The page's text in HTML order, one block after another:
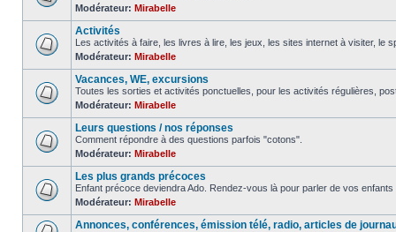
Modérateur: Mirabelle
Activités
Les activités à faire, les livres à lire, les jeux, les sites internet à visiter, le
Modérateur: Mirabelle
Vacances, WE, excursions
Toutes les sorties et activités ponctuelles, pour les activités régulières,
Modérateur: Mirabelle
Leurs questions / nos réponses
Comment répondre à des questions parfois "cotons".
Modérateur: Mirabelle
Les plus grands précoces
Enfant précoce deviendra Ado. Rendez-vous là pour parler de vos
Modérateur: Mirabelle
Annonces, conférences, émission télé, radio, articles de